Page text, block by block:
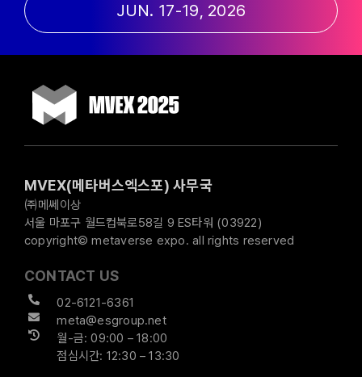
JUN. 17-19, 2026
MVEX(메타버스엑스포) 사무국
㈜메쎄이상
서울 마포구 월드컵북로58길 9 ES타워 (03922)
copyright© metaverse expo. all rights reserved
CONTACT US
02-6121-6361
meta@esgroup.net
월-금: 09:00 – 18:00
점심시간: 12:30 – 13:30